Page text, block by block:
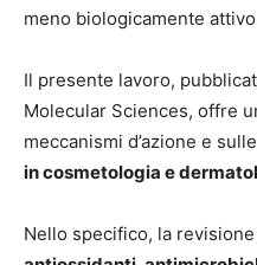
meno biologicamente
Il presente lavoro,
Molecular Sciences, offre
meccanismi d’azione e
in cosmetologia e
Nello specifico, la